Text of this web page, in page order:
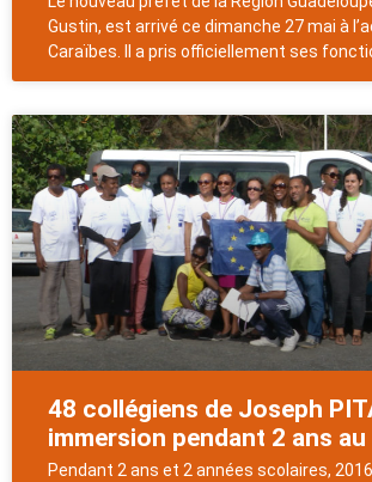
Gustin, est arrivé ce dimanche 27 mai à
Caraïbes. Il a pris officiellement ses
48 collégiens de Joseph
immersion pendant 2 ans au
Pendant 2 ans et 2 années scolaires,